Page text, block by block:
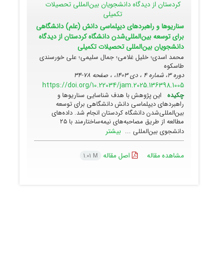
سناریوها و راهبردهای دیپلماسی دانش (علم) دانشگاهی
برای توسعه بین‌المللی‌شدن دانشگاه کردستان از دیدگاه
دانشجویان بین‌المللی تحصیلات تکمیلی
محمد اسدی؛ خلیل غلامی؛ جمال سلیمی؛ علی خورسندی
طاسکوه
دوره 3، شماره 4 ، دی 1403، ، صفحه
78-34
https://doi.org/10.22034/jam.2025.136398.1005
چکیده
این پژوهش با هدف شناسایی سناریوها و
راهبردهای دیپلماسی دانش دانشگاهی برای توسعه
بین‌المللی‌شدن دانشگاه کردستان انجام شد. داده‌های
مطالعه از طریق مصاحبه‌های نیمه‌ساختارمند با ۲۵
دانشجوی بین‌المللی ... بیشتر
مشاهده مقاله اصل مقاله 1.01 M